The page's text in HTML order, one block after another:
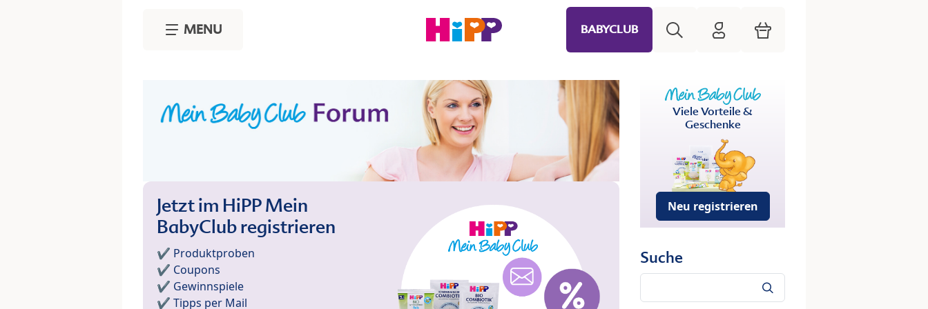
MENU BABYCLUB HiPP Mein Babyclub
Warenkorb
Jetzt im HiPP Mein
BabyClub registrieren
✔️ Produktproben
✔️ Coupons
✔️ Gewinnspiele
✔️ Tipps per Mail
Viele Vorteile &
Geschenke
Neu registrieren
Suche